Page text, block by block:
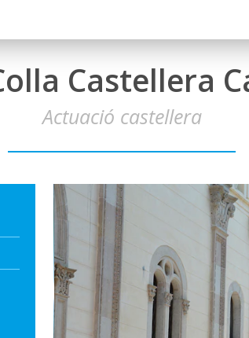
Castellera
Actuació castellera